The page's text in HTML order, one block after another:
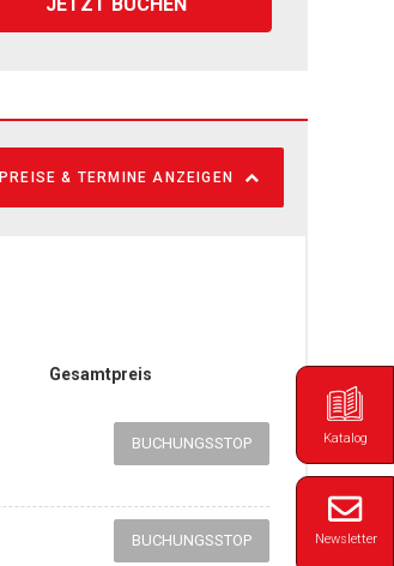
Katalog
Newsletter
PREISE & TERMINE ANZEIGEN
Gesamtpreis
BUCHUNGSSTOP
BUCHUNGSSTOP